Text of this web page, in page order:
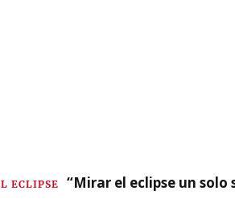
ECLIPSE “Mirar el eclipse un